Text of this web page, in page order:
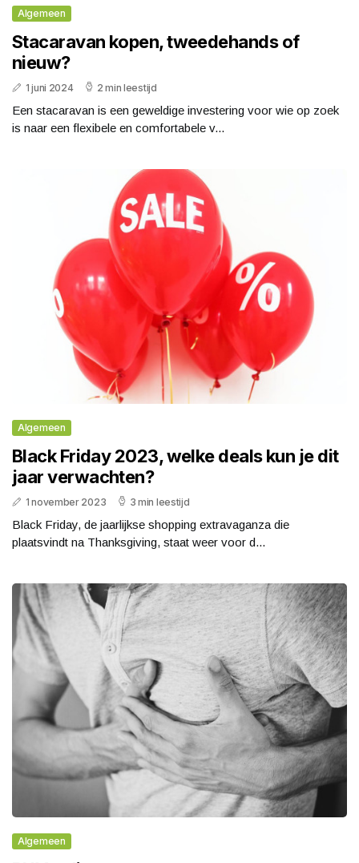
Algemeen
Stacaravan kopen, tweedehands of
nieuw?
1 juni 2024 2 min leestijd
Een stacaravan is een geweldige investering voor wie op zoek
is naar een flexibele en comfortabele v...
Algemeen
Black Friday 2023, welke deals kun je dit
jaar verwachten?
1 november 2023 3 min leestijd
Black Friday, de jaarlijkse shopping extravaganza die
plaatsvindt na Thanksgiving, staat weer voor d...
Algemeen